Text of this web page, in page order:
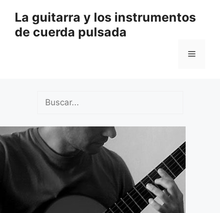
contenido
La guitarra y los instrumentos
de cuerda pulsada
Menú